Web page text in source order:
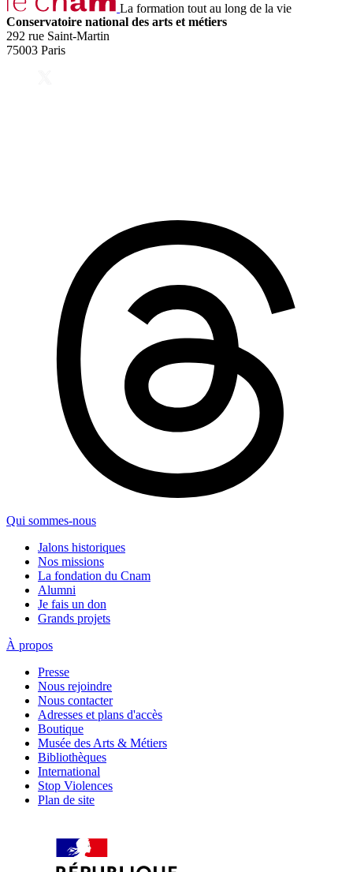
La formation tout au long de la vie
Conservatoire national des arts et métiers
292 rue Saint-Martin
75003 Paris
Qui sommes-nous
Jalons historiques
Nos missions
La fondation du Cnam
Alumni
Je fais un don
Grands projets
À propos
Presse
Nous rejoindre
Nous contacter
Adresses et plans d'accès
Boutique
Musée des Arts & Métiers
Bibliothèques
International
Stop Violences
Plan de site